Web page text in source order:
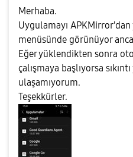
Merhaba.
Uygulamayı
menüsünde görünüyor
Eğer yüklendikten sonra
çalışmaya başlıyorsa
ulaşamıyorum.
Teşekkürler.